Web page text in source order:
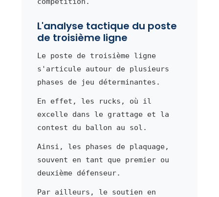
L'analyse tactique du poste
de troisième ligne
Le poste de troisième ligne
s'articule autour de plusieurs
phases de jeu déterminantes.
En effet, les rucks, où il
excelle dans le grattage et la
contest du ballon au sol.
Ainsi, les phases de plaquage,
souvent en tant que premier ou
deuxième défenseur.
Par ailleurs, le soutien en